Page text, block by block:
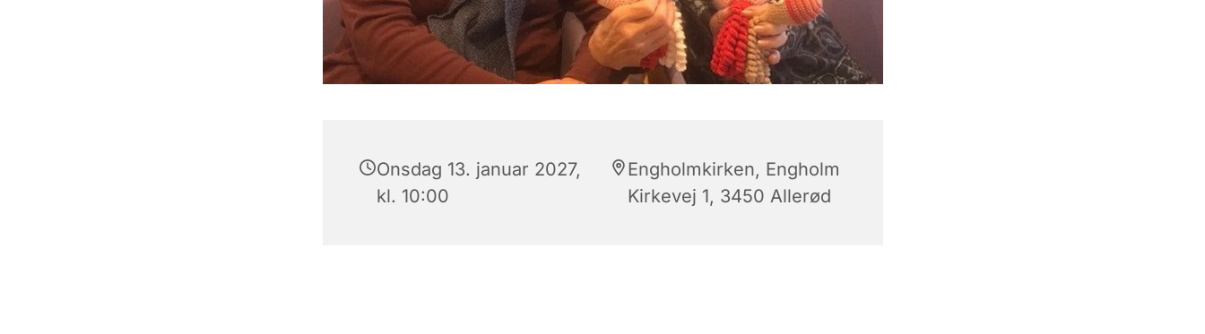
Onsdag 13. januar 2027,
kl. 10:00
Engholmkirken, Engholm
Kirkevej 1, 3450 Allerød